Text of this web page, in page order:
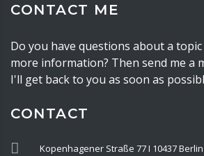
CONTACT ME
Do you have questions about a
more information? Then send me a
I'll get back to you as soon as
CONTACT
Kopenhagener Straße 77 I 10437